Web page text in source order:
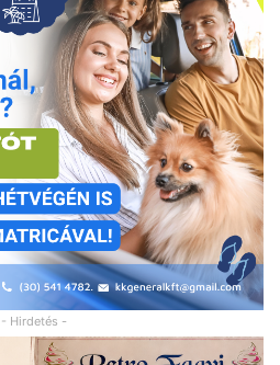
- Hirdetés -